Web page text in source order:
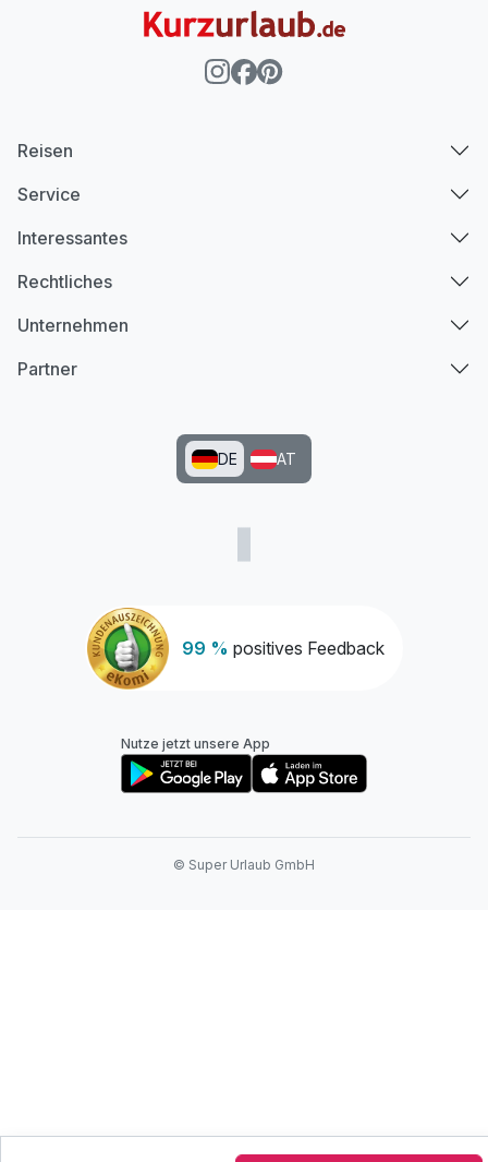
99 % positives Feedback
Reisen
Service
Interessantes
Rechtliches
Unternehmen
Partner
DE AT
Nutze jetzt unsere App
© Super Urlaub GmbH